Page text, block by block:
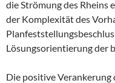
die Strömung des Rheins
der Komplexität des
Lösungsorientierung der
Die positive